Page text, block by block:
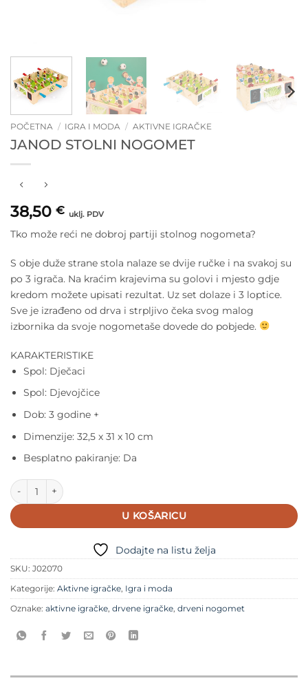
POČETNA / IGRA I MODA / AKTIVNE IGRAČKE
JANOD STOLNI NOGOMET
38,50 € uklj. PDV
Tko može reći ne dobroj partiji stolnog nogometa?
S obje duže strane stola nalaze se dvije ručke i na svakoj su
po 3 igrača. Na kraćim krajevima su golovi i mjesto gdje
kredom možete upisati rezultat. Uz set dolaze i 3 loptice.
Sve je izrađeno od drva i strpljivo čeka svog malog
izbornika da svoje nogometaše dovede do pobjede.
KARAKTERISTIKE
Spol: Dječaci
Spol: Djevojčice
Dob: 3 godine +
Dimenzije: 32,5 x 31 x 10 cm
Besplatno pakiranje: Da
Janod Stolni Nogomet količina
U KOŠARICU
Dodajte na listu želja
SKU: J02070
Kategorije: Aktivne igračke Igra i moda
Oznake: aktivne igračke drvene igračke drveni nogomet